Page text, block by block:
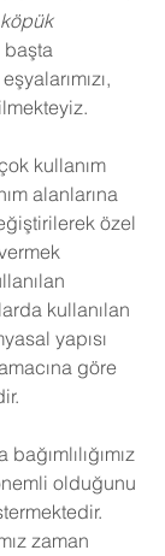
başta
kullanım
alanlarına
özel
kullanılan
yapısı
göre
olduğunu
zaman